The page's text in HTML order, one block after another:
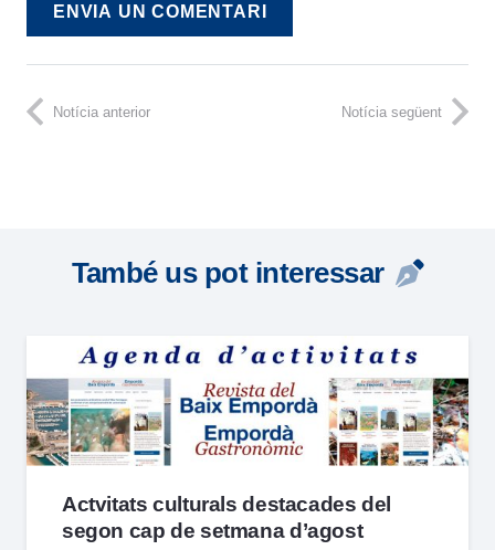
ENVIA UN COMENTARI
Notícia anterior Notícia següent
També us pot interessar
Actvitats culturals destacades del
segon cap de setmana d’agost